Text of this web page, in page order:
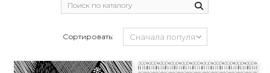
Сортировать: